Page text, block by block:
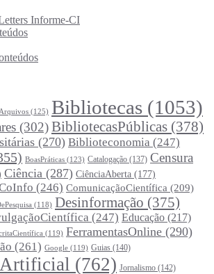
Informe-CI
Arquivos (125) Bibliotecas (1053)
(302)BibliotecasPúblicas (378)
(270) Biblioteconomia (247)
BoasPráticas (123) Catalogação (137) Censura
Ciência (287) CiênciaAberta (177)
(246) ComunicaçãoCientífica (209)
(118) Desinformação (375)
(247) Educação (217)
(119) FerramentasOnline (290)
(261) Google (119) Guias (140)
(762) Jornalismo (142)